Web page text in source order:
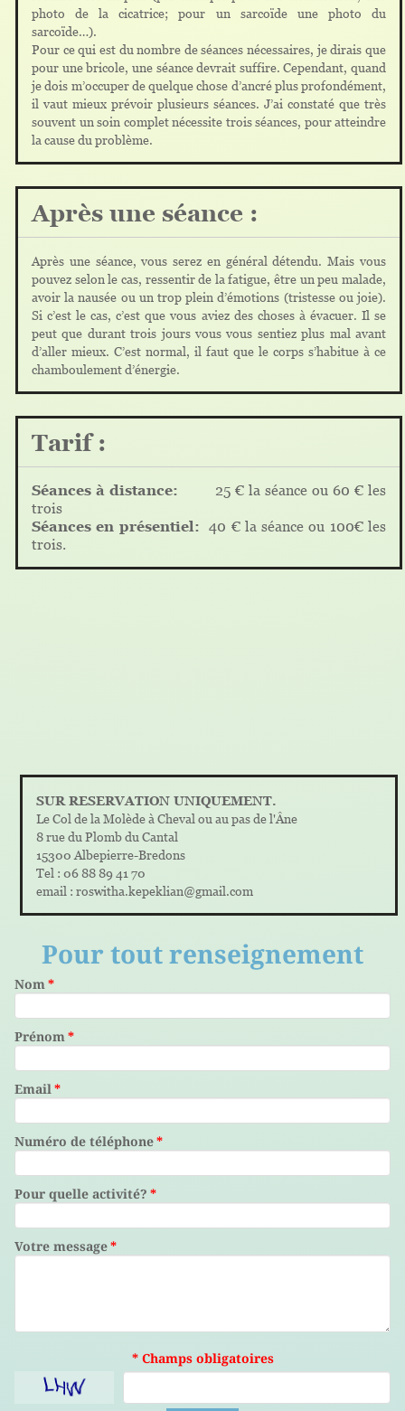
photo de la cicatrice; pour un sarcoïde une photo du
sarcoïde…).
Pour ce qui est du nombre de séances nécessaires, je dirais que
pour une bricole, une séance devrait suffire. Cependant, quand
je dois m’occuper de quelque chose d’ancré plus profondément,
il vaut mieux prévoir plusieurs séances. J’ai constaté que très
souvent un soin complet nécessite trois séances, pour atteindre
la cause du problème.
Après une séance :
Après une séance, vous serez en général détendu. Mais vous
pouvez selon le cas, ressentir de la fatigue, être un peu malade,
avoir la nausée ou un trop plein d’émotions (tristesse ou joie).
Si c’est le cas, c’est que vous aviez des choses à évacuer. Il se
peut que durant trois jours vous vous sentiez plus mal avant
d’aller mieux. C’est normal, il faut que le corps s’habitue à ce
chamboulement d’énergie.
Tarif :
Séances à distance: 25 € la séance ou 60 € les
trois
Séances en présentiel:40 € la séance ou 100€ les
trois.
SUR RESERVATION UNIQUEMENT.
Le Col de la Molède à Cheval ou au pas de l'Âne
8 rue du Plomb du Cantal
15300 Albepierre-Bredons
Tel : 06 88 89 41 70
email : roswitha.kepeklian@gmail.com
Pour tout renseignement
Nom*
Prénom*
Email*
Numéro de téléphone*
Pour quelle activité? *
Votre message*
* Champs obligatoires